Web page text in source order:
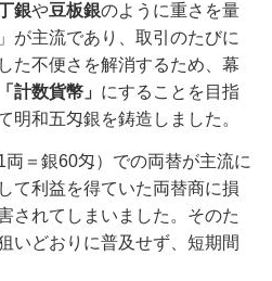
銀や豆板銀のように重さを量
が主流であり、取引のたびに
た不便さを解消するため、幕
「計数貨幣」 にすることを目指
明和五匁銀を鋳造しました。
＝銀60匁）での両替が主流に
て利益を得ていた両替商に損
されてしまいました。そのた
いどおりに普及せず、短期間